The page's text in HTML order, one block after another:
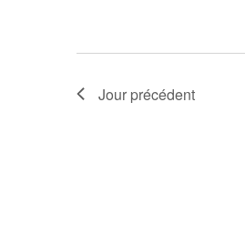
Jour précédent